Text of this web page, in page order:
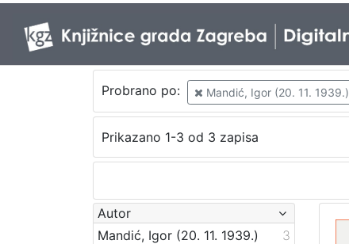
Probrano po: Mandić, Igor (20. 11. 1939.)
Prikazano 1-3 od 3 zapisa
Autor
Mandić, Igor (20. 11. 1939.)
3